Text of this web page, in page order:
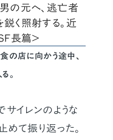
の元へ、逃亡者
く照射する。近
長篇＞
の店に向かう途中、
。
サイレンのような
て振り返った。